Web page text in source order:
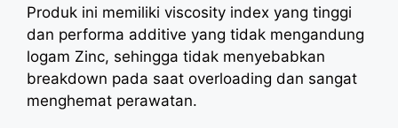
Produk ini memiliki viscosity index yang tinggi
dan performa additive yang tidak mengandung
logam Zinc, sehingga tidak menyebabkan
breakdown pada saat overloading dan sangat
menghemat perawatan.